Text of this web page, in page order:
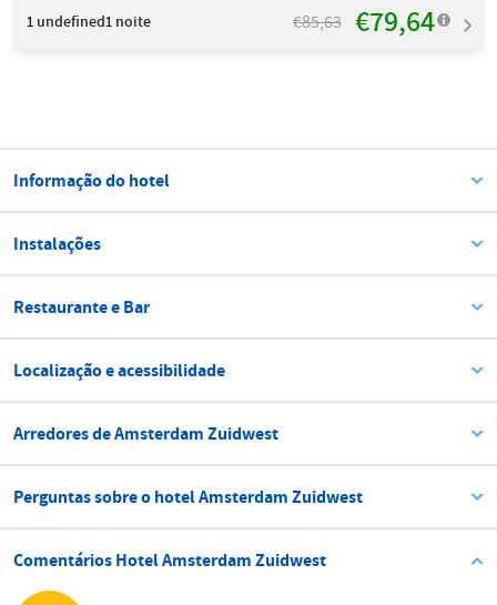
1 undefined1 noite €85,63 €79,64
Informação do hotel
Instalações
Restaurante e Bar
Localização e acessibilidade
Arredores de Amsterdam Zuidwest
Perguntas sobre o hotel Amsterdam Zuidwest
Comentários Hotel Amsterdam Zuidwest